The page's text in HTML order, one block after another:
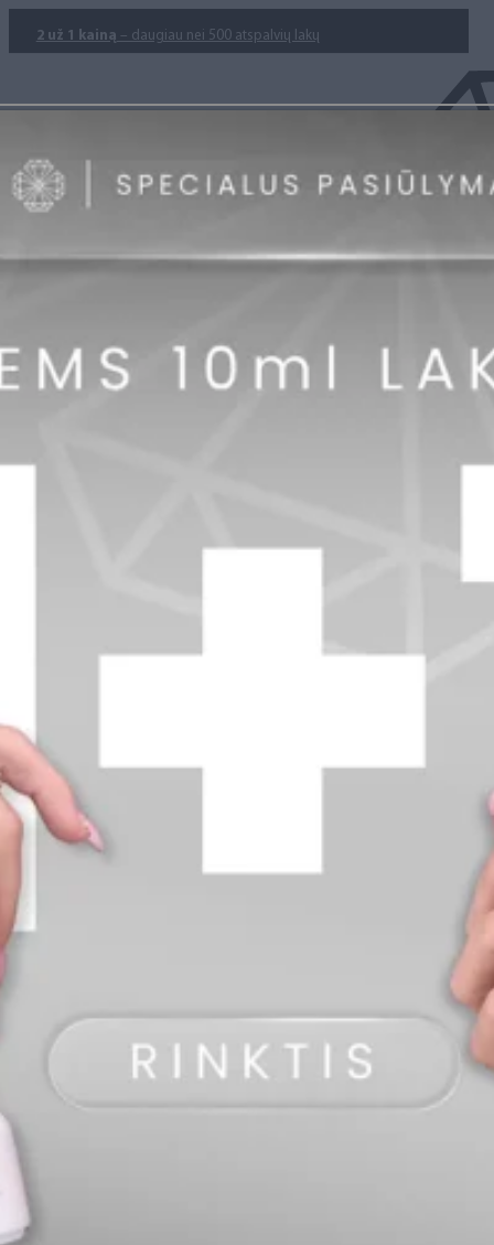
2 už 1 kainą – daugiau nei 500 atspalvių lakų
info@diamondline.lt
Prisijungti
Rewards“